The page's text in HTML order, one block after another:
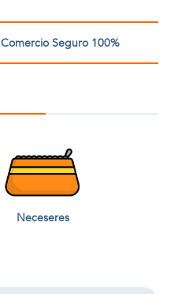
Comercio Seguro 100%
Neceseres